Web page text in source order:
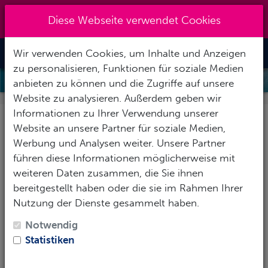
info@tauchzentrale.de
Toggle
SCHNORCHELKURS
Schnorchelkurse in
Berlin
Erkunde eine völlig neue Welt.
Unser Schnorchelkurs bietet Dir diese Möglichkeit.
zu erleben und unseren blauen Planeten aus einer
anderen Perspektive zu bestaunen. Genieße die
Diese Webseite verwendet Cookies
Wir verwenden Cookies, um Inhalte und Anzeigen
zu personalisieren, Funktionen für soziale Medien
anbieten zu können und die Zugriffe auf unsere
Website zu analysieren. Außerdem geben wir
Informationen zu Ihrer Verwendung unserer
Website an unsere Partner für soziale Medien,
Werbung und Analysen weiter. Unsere Partner
führen diese Informationen möglicherweise mit
weiteren Daten zusammen, die Sie ihnen
bereitgestellt haben oder die sie im Rahmen Ihrer
Nutzung der Dienste gesammelt haben.
Notwendig
Statistiken